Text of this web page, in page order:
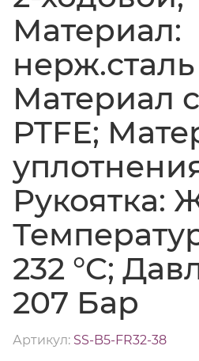
Материал:
нерж.сталь
Материал
PTFE;
Рукоятка:
232 °C;
207 Бар
Артикул: SS-B5-FR32-38